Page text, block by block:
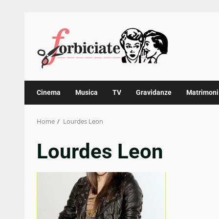
content
Cinema Musica TV Gravidanze Matrimoni
Home Lourdes Leon
Lourdes Leon